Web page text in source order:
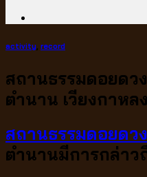
activity, record
สถานธรรมดอยด
ตำนาน เวียงกาหลง
สถานธรรมดอยด
ตำนานมีการกล่าว